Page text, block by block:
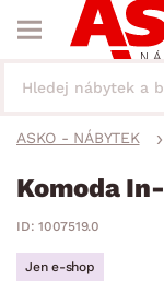
ASKO - NÁBYTEK
Komoda
ID: 1007519.0
Jen e-shop